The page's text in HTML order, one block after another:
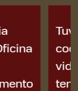
Tuve
vida
tenía